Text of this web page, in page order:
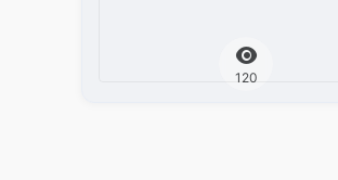
120